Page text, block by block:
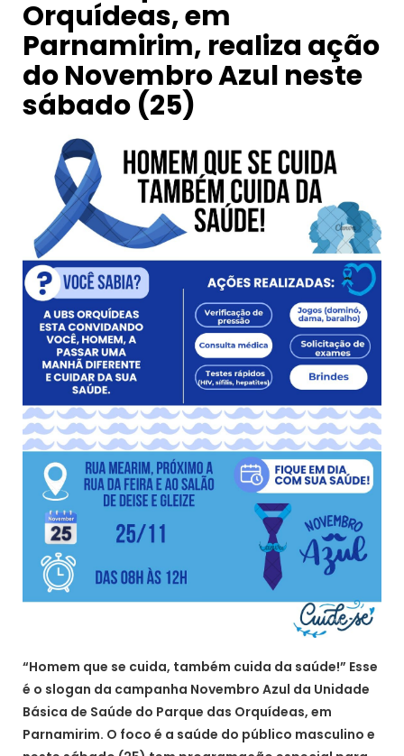
Orquídeas, em
Parnamirim, realiza ação
do Novembro Azul neste
sábado (25)
“Homem que se cuida, também cuida da saúde!” Esse
é o slogan da campanha Novembro Azul da Unidade
Básica de Saúde do Parque das Orquídeas, em
Parnamirim. O foco é a saúde do público masculino e